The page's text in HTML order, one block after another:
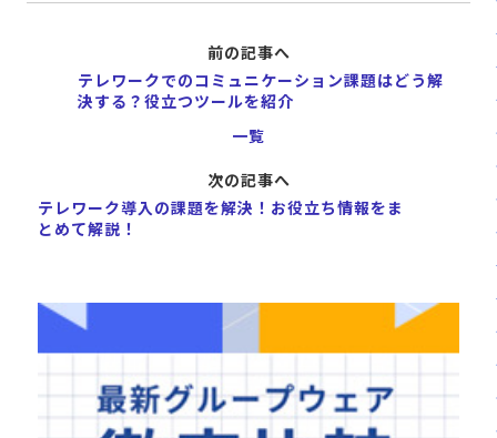
前の記事へ
テレワークでのコミュニケーション課題はどう解
決する？役立つツールを紹介
一覧
次の記事へ
テレワーク導入の課題を解決！お役立ち情報をま
とめて解説！